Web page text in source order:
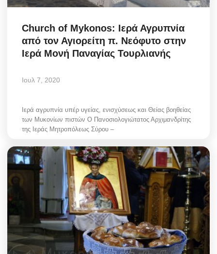
Church of Mykonos: Ιερά Αγρυπνία
από τον Αγιορείτη π. Νεόφυτο στην
Ιερά Μονή Παναγίας Τουρλιανής
Ιουλ 7, 2020
Ιερά αγρυπνία υπέρ υγείας, ενισχύσεως και Θείας βοηθείας
των Μυκονίων πιστών Ο Πανοσιολογιώτατος Αρχιμανδρίτης
της Ιεράς Μητροπόλεως Σύρου –